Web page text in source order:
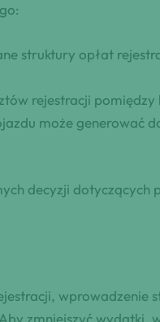
struktury opłat
rejestracji
może generować
decyzji
wprowadzenie
zmniejszyć wydatki,